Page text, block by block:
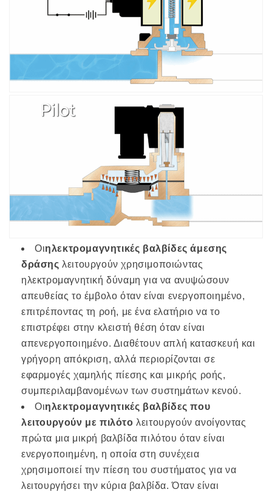
Οιηλεκτρομαγνητικές βαλβίδες άμεσης
δράσης λειτουργούν χρησιμοποιώντας
ηλεκτρομαγνητική δύναμη για να ανυψώσουν
απευθείας το έμβολο όταν είναι ενεργοποιημένο,
επιτρέποντας τη ροή, με ένα ελατήριο να το
επιστρέφει στην κλειστή θέση όταν είναι
απενεργοποιημένο. Διαθέτουν απλή κατασκευή και
γρήγορη απόκριση, αλλά περιορίζονται σε
εφαρμογές χαμηλής πίεσης και μικρής ροής,
συμπεριλαμβανομένων των συστημάτων κενού.
Οιηλεκτρομαγνητικές βαλβίδες που
λειτουργούν με πιλότο λειτουργούν ανοίγοντας
πρώτα μια μικρή βαλβίδα πιλότου όταν είναι
ενεργοποιημένη, η οποία στη συνέχεια
χρησιμοποιεί την πίεση του συστήματος για να
λειτουργήσει την κύρια βαλβίδα. Όταν είναι